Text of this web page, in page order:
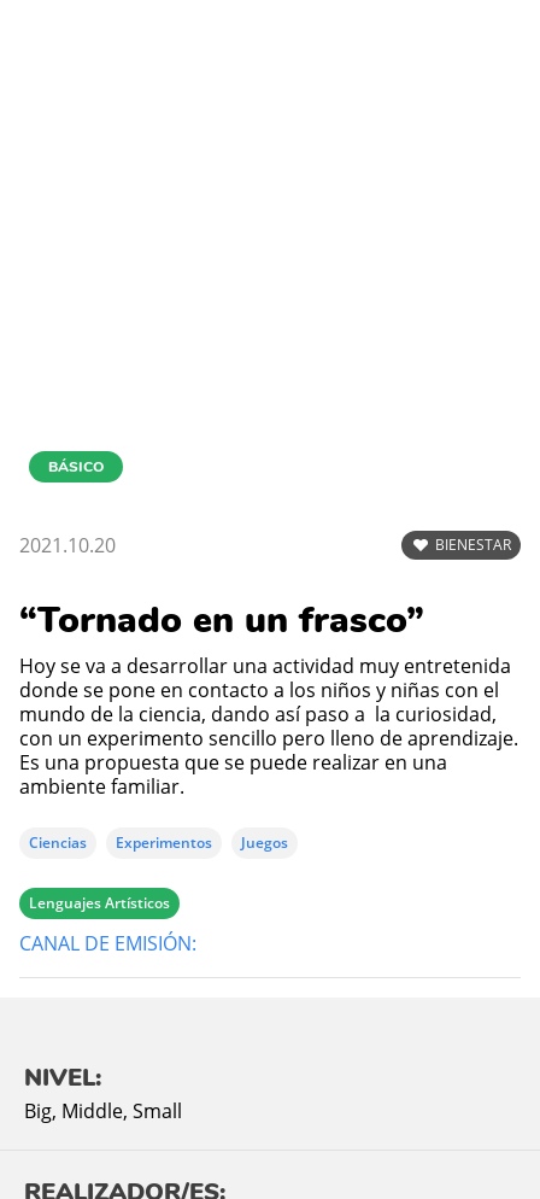
BÁSICO
2021.10.20 BIENESTAR
“Tornado en un frasco”
Hoy se va a desarrollar una actividad muy entretenida
donde se pone en contacto a los niños y niñas con el
mundo de la ciencia, dando así paso a la curiosidad,
con un experimento sencillo pero lleno de aprendizaje.
Es una propuesta que se puede realizar en una
ambiente familiar.
Ciencias Experimentos Juegos
Lenguajes Artísticos
CANAL DE EMISIÓN:
NIVEL:
Big, Middle, Small
REALIZADOR/ES: